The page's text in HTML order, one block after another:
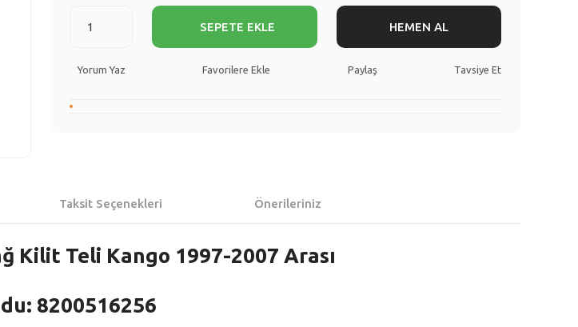
SEPETE EKLE HEMEN AL
Yorum Yaz Paylaş Tavsiye Et
Taksit Seçenekleri Önerileriniz
Kilit Teli Kango 1997-2007 Arası
8200516256